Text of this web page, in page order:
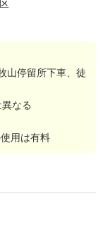
山停留所下車、徒
なる
用は有料